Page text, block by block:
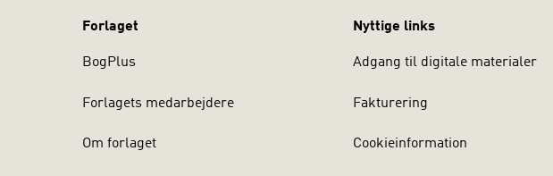
Forlaget
BogPlus
Forlagets medarbejdere
Om forlaget
Nyttige links
Adgang til digitale materialer
Fakturering
Cookieinformation